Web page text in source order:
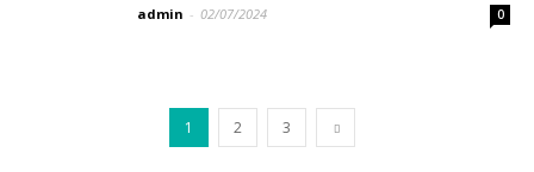
admin - 02/07/2024 0
1 2 3